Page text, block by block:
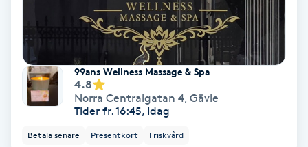
Lashlift Keratin
LED-ljusterapi
Liktornar
99ans Wellness Massage & Spa
4.8
Norra Centralgatan 4, Gävle
Tider fr. 16:45, Idag
Betala senare Presentkort Friskvård